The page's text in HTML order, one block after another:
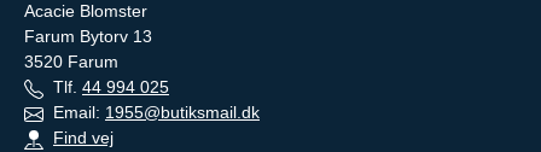
Acacie Blomster
Farum Bytorv 13
3520 Farum
Tlf. 44 994 025
Email: 1955@butiksmail.dk
Find vej